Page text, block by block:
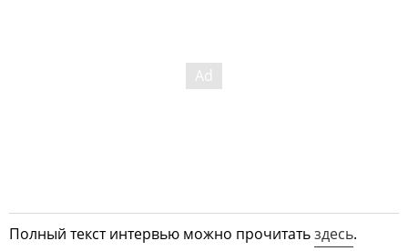
Полный текст интервью можно прочитатьздесь.